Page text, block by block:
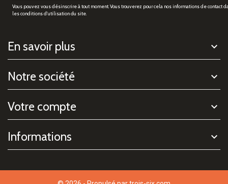
Vous pouvez vous désinscrire à tout moment. Vous trouverez pour cela nos informations de contact
les conditions d'utilisation du site.
En savoir plus
Notre société
Votre compte
Informations